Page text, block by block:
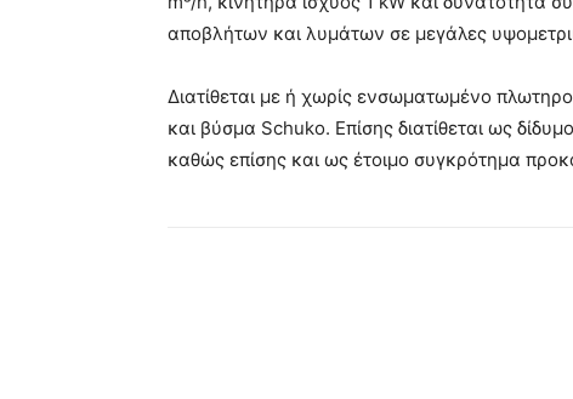
αποβλήτων και λυμάτων σε μεγάλες
Διατίθεται με ή χωρίς ενσωματωμένο
και βύσμα Schuko. Επίσης διατίθεται ως
καθώς επίσης και ως έτοιμο συγκρότημα